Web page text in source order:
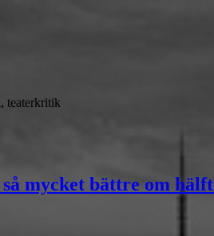
teaterkritik
mycket bättre om